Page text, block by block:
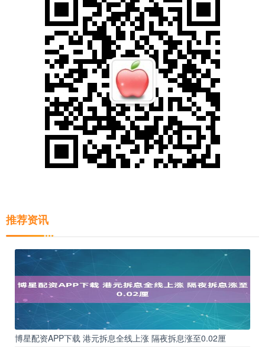
推荐资讯
博星配资APP下载 港元拆息全线上涨 隔夜拆息涨至0.02厘